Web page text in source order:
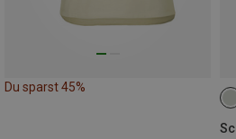
Du sparst 45%